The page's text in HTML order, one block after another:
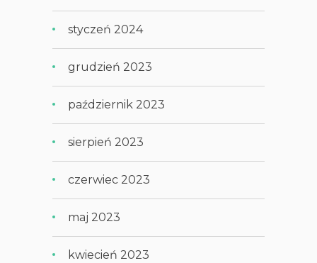
styczeń 2024
grudzień 2023
październik 2023
sierpień 2023
czerwiec 2023
maj 2023
kwiecień 2023